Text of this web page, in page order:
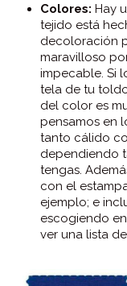
Colores: Hay
tejido está
decoloración
maravilloso
impecable. Si
tela de tu
del color es
pensamos en
tanto cálido
dependiendo
tengas.
con el
ejemplo; e
escogiendo
ver una lista